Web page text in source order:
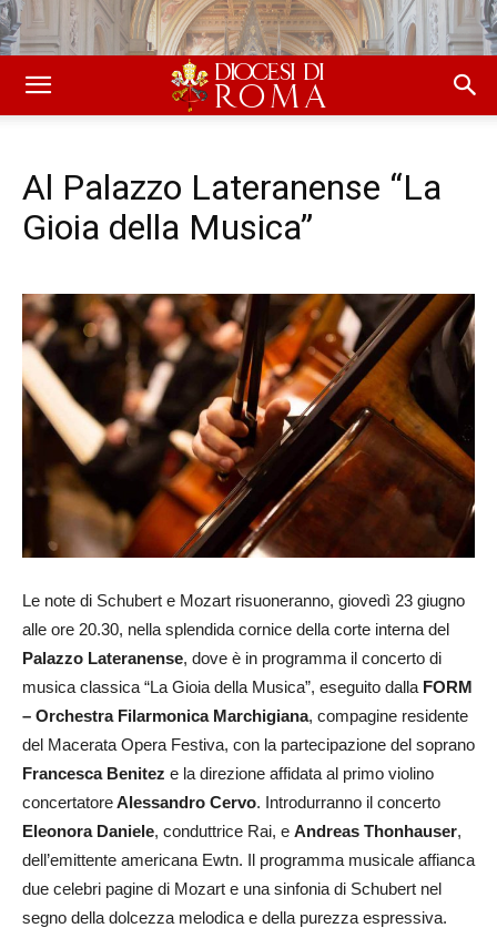
Al Palazzo Lateranense “La
Gioia della Musica”
Le note di Schubert e Mozart risuoneranno, giovedì 23 giugno
alle ore 20.30, nella splendida cornice della corte interna del
Palazzo Lateranense, dove è in programma il concerto di
musica classica “La Gioia della Musica”, eseguito dalla FORM
– Orchestra Filarmonica Marchigiana, compagine residente
del Macerata Opera Festiva, con la partecipazione del soprano
Francesca Benitez e la direzione affidata al primo violino
concertatoreAlessandro Cervo. Introdurranno il concerto
Eleonora Daniele, conduttrice Rai, e Andreas Thonhauser,
dell’emittente americana Ewtn. Il programma musicale affianca
due celebri pagine di Mozart e una sinfonia di Schubert nel
segno della dolcezza melodica e della purezza espressiva.